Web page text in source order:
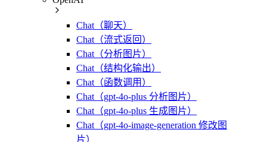
Chat（聊天）
Chat（流式返回）
Chat（分析图片）
Chat（结构化输出）
Chat（函数调用）
Chat（gpt-4o-plus 分析图片）
Chat（gpt-4o-plus 生成图片）
Chat（gpt-4o-image-generation 修改图
片）